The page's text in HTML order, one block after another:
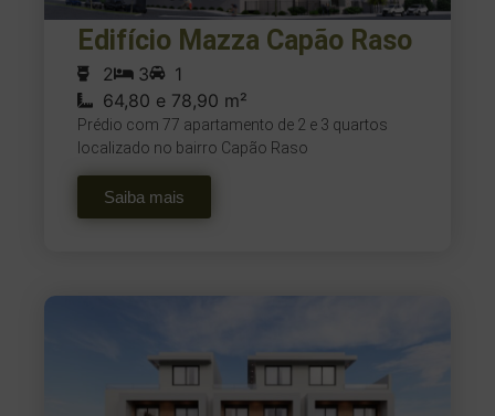
Edifício Mazza Capão Raso
2 3
1
64,80 e 78,90 m²
Prédio com 77 apartamento de 2 e 3 quartos
localizado no bairro Capão Raso
Saiba mais